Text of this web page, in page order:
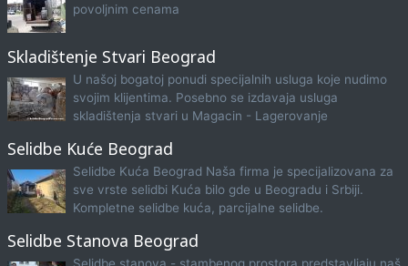
povoljnim cenama
Skladištenje Stvari Beograd
U našoj bogatoj ponudi specijalnih usluga koje nudimo
svojim klijentima. Posebno se izdavaja usluga
skladištenja stvari u Magacin - Lagerovanje
Selidbe Kuće Beograd
Selidbe Kuća Beograd Naša firma je specijalizovana za
sve vrste selidbi Kuća bilo gde u Beogradu i Srbiji.
Kompletne selidbe kuća, parcijalne selidbe.
Selidbe Stanova Beograd